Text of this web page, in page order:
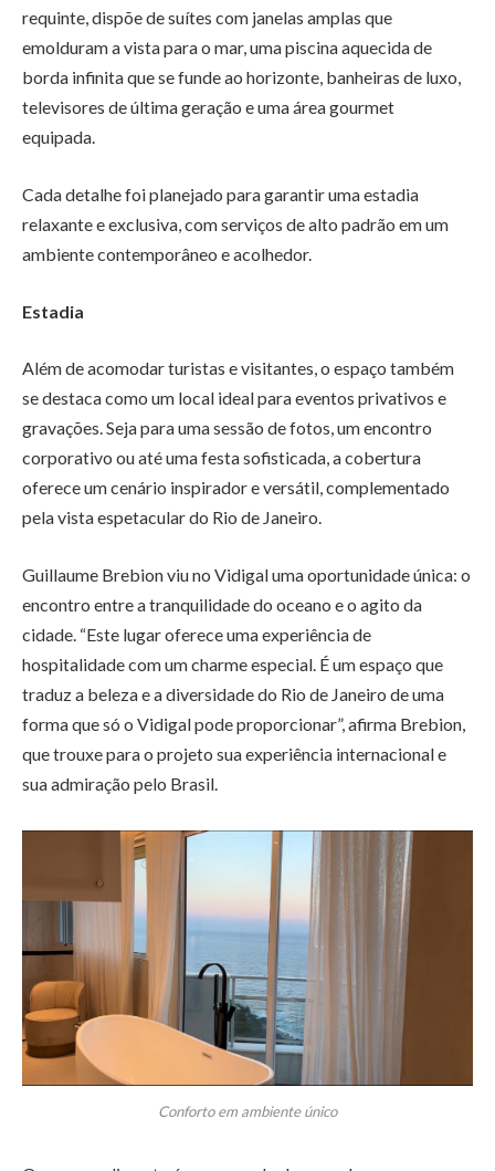
requinte, dispõe de suítes com janelas amplas que
emolduram a vista para o mar, uma piscina aquecida de
borda infinita que se funde ao horizonte, banheiras de luxo,
televisores de última geração e uma área gourmet
equipada.
Cada detalhe foi planejado para garantir uma estadia
relaxante e exclusiva, com serviços de alto padrão em um
ambiente contemporâneo e acolhedor.
Estadia
Além de acomodar turistas e visitantes, o espaço também
se destaca como um local ideal para eventos privativos e
gravações. Seja para uma sessão de fotos, um encontro
corporativo ou até uma festa sofisticada, a cobertura
oferece um cenário inspirador e versátil, complementado
pela vista espetacular do Rio de Janeiro.
Guillaume Brebion viu no Vidigal uma oportunidade única: o
encontro entre a tranquilidade do oceano e o agito da
cidade. “Este lugar oferece uma experiência de
hospitalidade com um charme especial. É um espaço que
traduz a beleza e a diversidade do Rio de Janeiro de uma
forma que só o Vidigal pode proporcionar”, afirma Brebion,
que trouxe para o projeto sua experiência internacional e
sua admiração pelo Brasil.
Conforto em ambiente único